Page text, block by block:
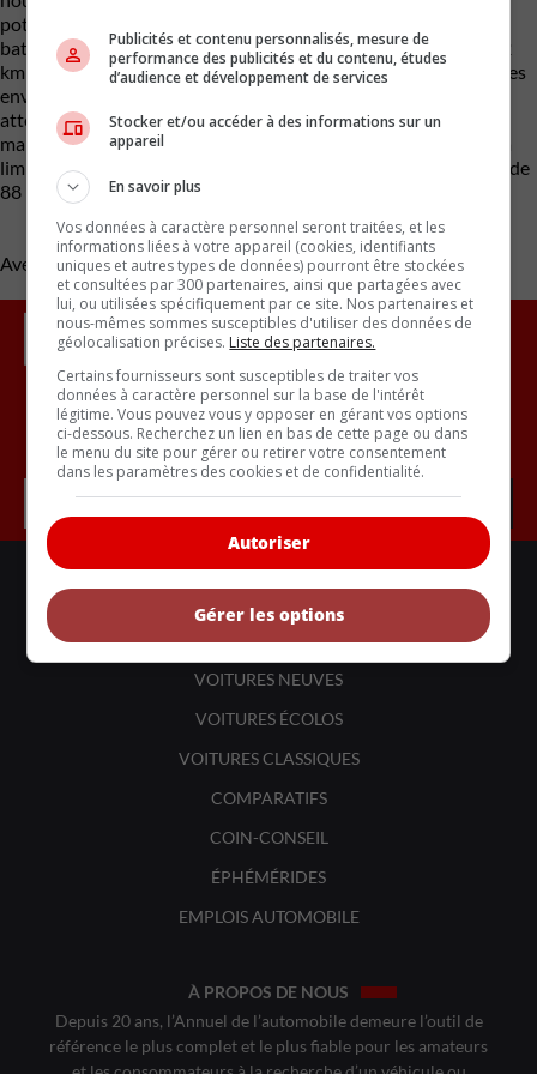
potentiel de cette DeLorean électrique. Équipée d’une grande
batterie de 100 kWh, la voiture serait capable de parcourir 482
km sur une seule charge, tandis que le 0-100 km/h en 3 secondes
environ avec une vitesse de pointe de 250 km/h. Nous devrons
attendre le dévoilement complet demain pour plus de détails,
mais il est déjà entendu que la production de cette Alpha5 sera
limitée à seulement 88 unités, un clin d’œil à la vitesse atteinte de
88 milles à l’heure pour faire un voyage dans le temps.
Avec des renseignements de Motor Illustrated
Inscrivez vous à l'infolettre.
LIENS UTILES
BANCS D'ESSAIS
VOITURES NEUVES
VOITURES ÉCOLOS
VOITURES CLASSIQUES
COMPARATIFS
COIN-CONSEIL
ÉPHÉMÉRIDES
EMPLOIS AUTOMOBILE
À PROPOS DE NOUS
Depuis 20 ans, l’Annuel de l’automobile demeure l’outil de
référence le plus complet et le plus fiable pour les amateurs
Publicités et contenu personnalisés, mesure de
performance des publicités et du contenu, études
d’audience et développement de services
Stocker et/ou accéder à des informations sur un
appareil
En savoir plus
Vos données à caractère personnel seront traitées, et les
informations liées à votre appareil (cookies, identifiants
uniques et autres types de données) pourront être stockées
et consultées par 300 partenaires, ainsi que partagées avec
lui, ou utilisées spécifiquement par ce site. Nos partenaires et
nous-mêmes sommes susceptibles d'utiliser des données de
géolocalisation précises. Liste des partenaires.
Certains fournisseurs sont susceptibles de traiter vos
données à caractère personnel sur la base de l'intérêt
légitime. Vous pouvez vous y opposer en gérant vos options
ci-dessous. Recherchez un lien en bas de cette page ou dans
le menu du site pour gérer ou retirer votre consentement
dans les paramètres des cookies et de confidentialité.
Autoriser
Gérer les options